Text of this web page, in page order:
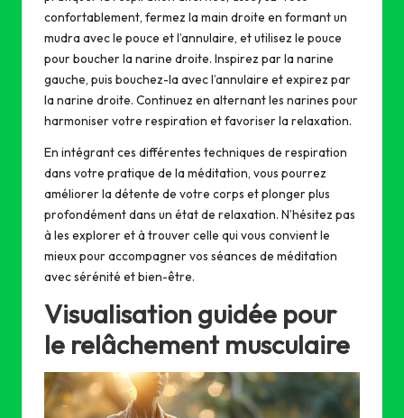
confortablement, fermez la main droite en formant un
mudra avec le pouce et l’annulaire, et utilisez le pouce
pour boucher la narine droite. Inspirez par la narine
gauche, puis bouchez-la avec l’annulaire et expirez par
la narine droite. Continuez en alternant les narines pour
harmoniser votre respiration et favoriser la relaxation.
En intégrant ces différentes techniques de respiration
dans votre pratique de la méditation, vous pourrez
améliorer la détente de votre corps et plonger plus
profondément dans un état de relaxation. N’hésitez pas
à les explorer et à trouver celle qui vous convient le
mieux pour accompagner vos séances de méditation
avec sérénité et bien-être.
Visualisation guidée pour
le relâchement musculaire